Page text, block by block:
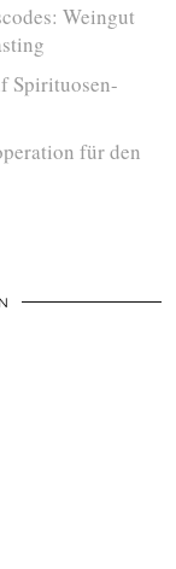
Weingut
Spirituosen-
für den